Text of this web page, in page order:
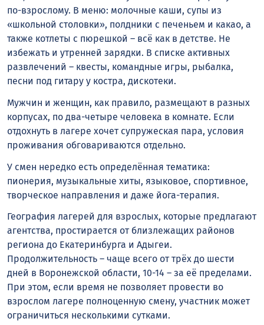
по-взрослому. В меню: молочные каши, супы из
«школьной столовки», полдники с печеньем и какао, а
также котлеты с пюрешкой – всё как в детстве. Не
избежать и утренней зарядки. В списке активных
развлечений – квесты, командные игры, рыбалка,
песни под гитару у костра, дискотеки.
Мужчин и женщин, как правило, размещают в разных
корпусах, по два-четыре человека в комнате. Если
отдохнуть в лагере хочет супружеская пара, условия
проживания обговариваются отдельно.
У смен нередко есть определённая тематика:
пионерия, музыкальные хиты, языковое, спортивное,
творческое направления и даже йога-терапия.
География лагерей для взрослых, которые предлагают
агентства, простирается от близлежащих районов
региона до Екатеринбурга и Адыгеи.
Продолжительность – чаще всего от трёх до шести
дней в Воронежской области, 10-14 – за её пределами.
При этом, если время не позволяет провести во
взрослом лагере полноценную смену, участник может
ограничиться несколькими сутками.